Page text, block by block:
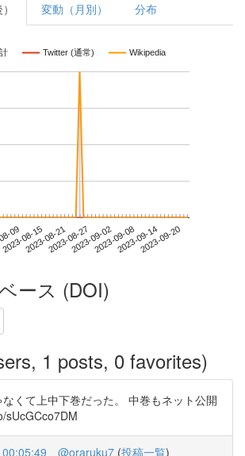
変動（月別） 分布
Twitter (通常) Wikipedia
09
2023-08-152023-08-212023-08-272023-09-022023-09-082023-09-142023-09-20
ース (DOI)
1 posts, 0 favorites)
くて上中下巻だった。 中巻もネット公開
sUcGCco7DM
@oraruku7 (投稿一覧)